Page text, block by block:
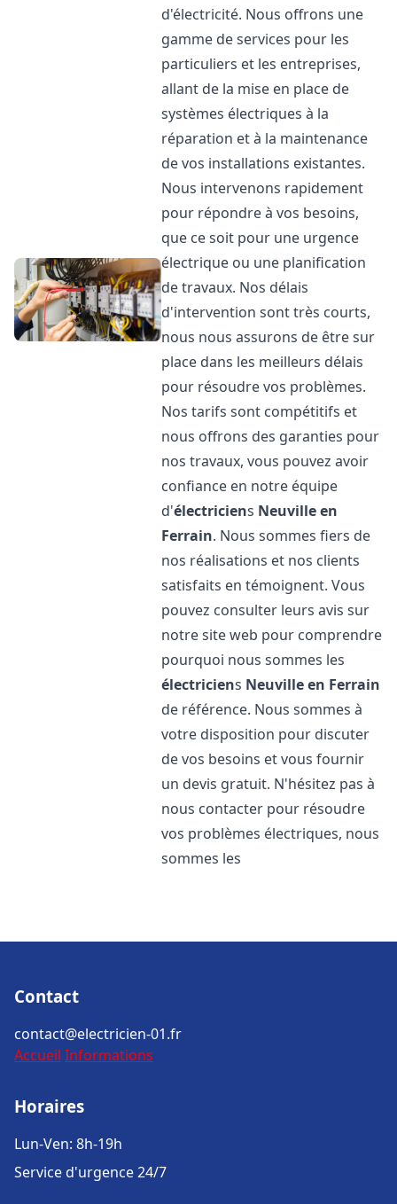
d'électricité. Nous offrons une
gamme de services pour les
particuliers et les entreprises,
allant de la mise en place de
systèmes électriques à la
réparation et à la maintenance
de vos installations existantes.
Nous intervenons rapidement
pour répondre à vos besoins,
que ce soit pour une urgence
électrique ou une planification
de travaux. Nos délais
d'intervention sont très courts,
nous nous assurons de être sur
place dans les meilleurs délais
pour résoudre vos problèmes.
Nos tarifs sont compétitifs et
nous offrons des garanties pour
nos travaux, vous pouvez avoir
confiance en notre équipe
d'électriciens Neuville en
Ferrain. Nous sommes fiers de
nos réalisations et nos clients
satisfaits en témoignent. Vous
pouvez consulter leurs avis sur
notre site web pour comprendre
pourquoi nous sommes les
électriciens Neuville en Ferrain
de référence. Nous sommes à
votre disposition pour discuter
de vos besoins et vous fournir
un devis gratuit. N'hésitez pas à
nous contacter pour résoudre
vos problèmes électriques, nous
sommes les
Contact
contact@electricien-01.fr
Accueil Informations
Horaires
Lun-Ven: 8h-19h
Service d'urgence 24/7